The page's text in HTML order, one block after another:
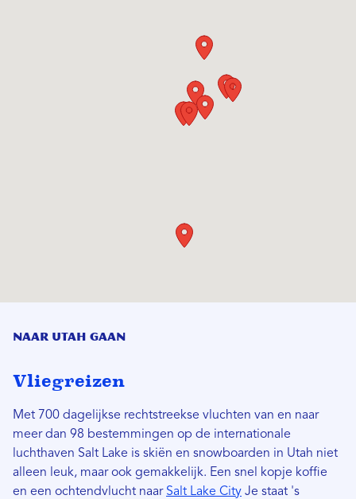
Naar Utah gaan
Vliegreizen
Met 700 dagelijkse rechtstreekse vluchten van en naar
meer dan 98 bestemmingen op de internationale
luchthaven Salt Lake is skiën en snowboarden in Utah niet
alleen leuk, maar ook gemakkelijk. Een snel kopje koffie
en een ochtendvlucht naar Salt Lake City Je staat 's